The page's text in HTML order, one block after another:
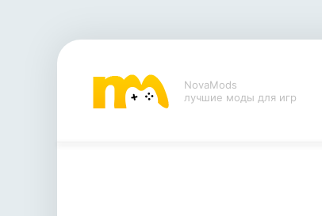
NovaMods
лучшие моды для игр